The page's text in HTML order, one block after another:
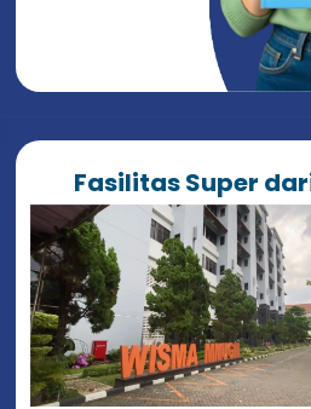
Fasilitas Super